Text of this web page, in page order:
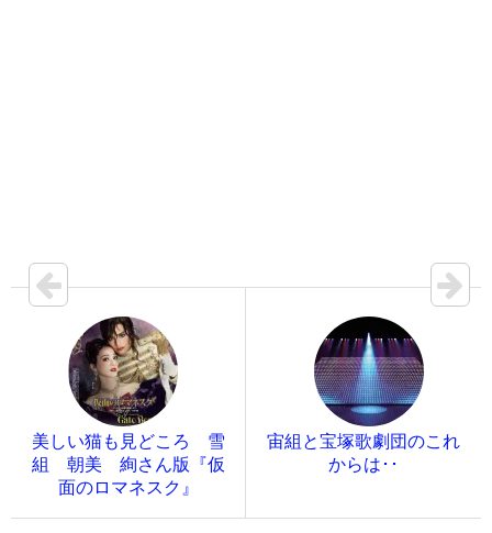
美しい猫も見どころ 雪
組 朝美 絢さん版『仮
面のロマネスク』
宙組と宝塚歌劇団のこれ
からは･･